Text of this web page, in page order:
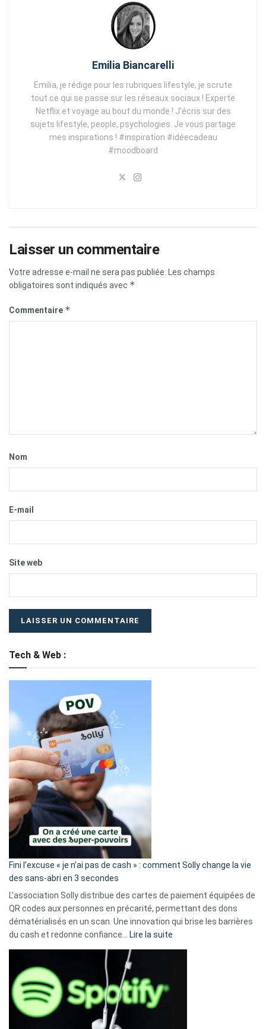
Emilia Biancarelli
Emilia, je rédige pour les rubriques lifestyle, je scrute
tout ce qui se passe sur les réseaux sociaux ! Experte
Netflix et voyage au bout du monde ! J'écris sur des
sujets lifestyle, people, psychologies. Je vous partage
mes inspirations ! #inspiration #idéecadeau
#moodboard
Laisser un commentaire
Votre adresse e-mail ne sera pas publiée. Les champs
obligatoires sont indiqués avec *
Commentaire *
Nom
E-mail
Site web
Tech & Web :
Fini l’excuse « je n’ai pas de cash » : comment Solly change la vie
des sans-abri en 3 secondes
L’association Solly distribue des cartes de paiement équipées de
QR codes aux personnes en précarité, permettant des dons
dématérialisés en un scan. Une innovation qui brise les barrières
du cash et redonne confiance… Lire la suite
Fini